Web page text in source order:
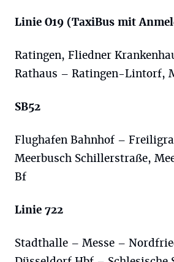
Linie O19 (TaxiBus mit
Ratingen, Fliedner
Rathaus – Ratingen-Lintorf,
SB52
Flughafen Bahnhof –
Meerbusch Schillerstraße,
Bf
Linie 722
Stadthalle – Messe –